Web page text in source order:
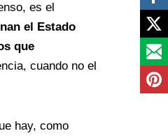
es el
el Estado
que
cuando no el
hay, como